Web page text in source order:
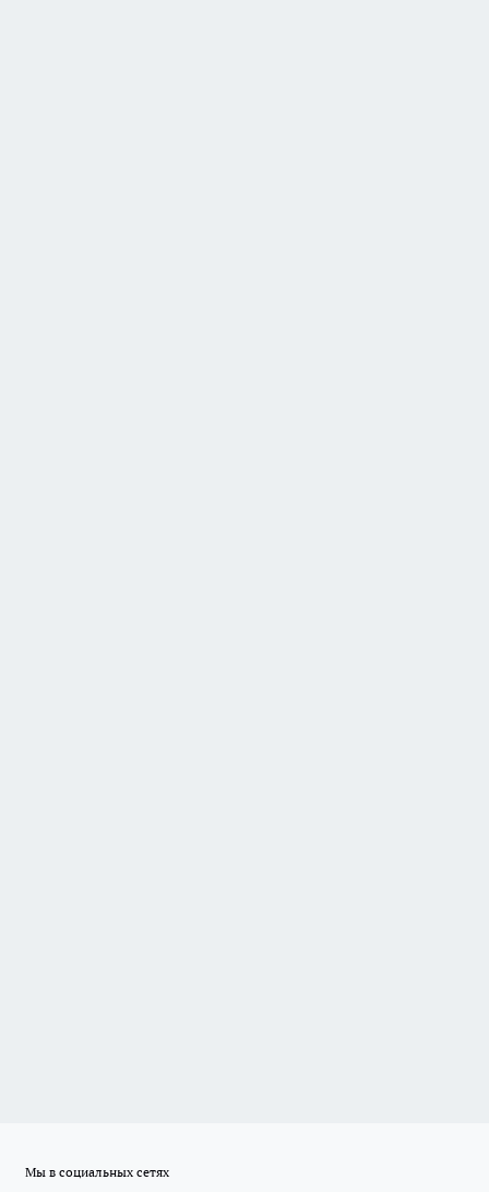
Мы в социальных сетях